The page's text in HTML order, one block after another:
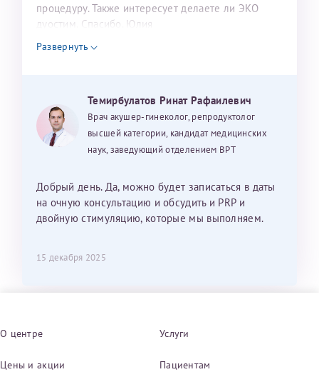
процедуру. Также интересует делаете ли ЭКО
дуостим. Спасибо. Юлия
Развернуть
Темирбулатов Ринат Рафаилевич
Врач акушер-гинеколог, репродуктолог
высшей категории, кандидат медицинских
наук, заведующий отделением ВРТ
Добрый день. Да, можно будет записаться в даты
на очную консультацию и обсудить и PRP и
двойную стимуляцию, которые мы выполняем.
15 декабря 2025
О центре Услуги
Цены и акции Пациентам